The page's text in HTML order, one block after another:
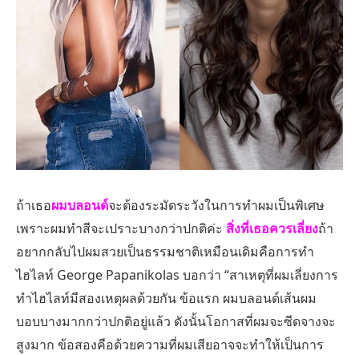
ถ้าเธอผมบลอนด์จะต้องระมัดระวังในการทำผมเป็นพิเศษ
เพราะผมทำสีจะเปราะบางกว่าปกติค่ะ สิ่งที่เธอควรเลี่ยงถ้า
อยากกลับไปผมสวยเป็นธรรมชาติเหมือนเดิมคือการทำ
ไฮไลท์ George Papanikolas บอกว่า “สาเหตุที่ผมเลี่ยงการ
ทำไฮไลท์มีสองเหตุผลด้วยกัน ข้อแรก ผมบลอนด์เส้นผม
บอบบางมากกว่าปกติอยู่แล้ว ดังนั้นโอกาสที่ผมจะซีดจางจะ
สูงมาก ข้อสองคือด้วยความที่ผมเสียอาจจะทำให้เป็นการ